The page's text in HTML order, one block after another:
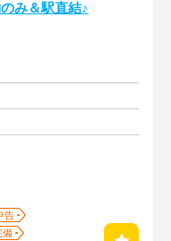
み＆駅直結♪
告
備